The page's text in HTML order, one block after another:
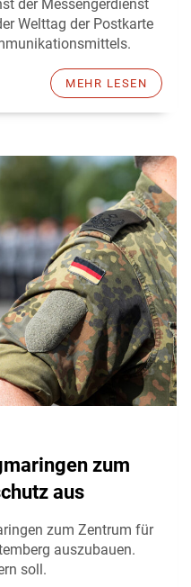
der Messengerdienst
Welttag der Postkarte
MEHR LESEN
zum
aus
zum Zentrum für
auszubauen.
soll.